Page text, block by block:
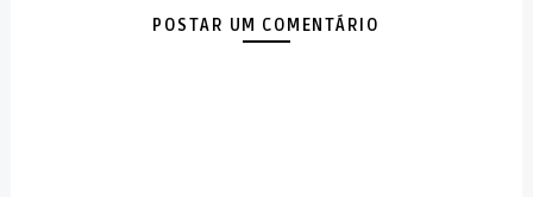
POSTAR UM COMENTÁRIO